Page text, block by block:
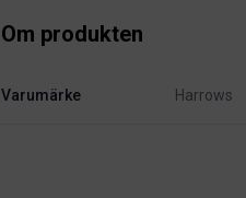
Om produkten
Varumärke Harrows